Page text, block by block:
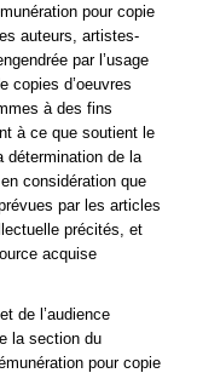
pour copie
auteurs, artistes-
par l’usage
copies d’oeuvres
à des fins
à ce que soutient le
détermination de la
considération que
par les articles
précités, et
acquise
de l’audience
la section du
pour copie